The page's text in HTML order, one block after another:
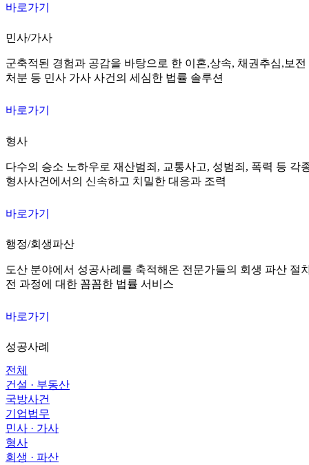
바로가기
민사/가사
군축적된 경험과 공감을 바탕으로 한 이혼,상속, 채권추심,보전
처분 등 민사 가사 사건의 세심한 법률 솔루션
바로가기
형사
다수의 승소 노하우로 재산범죄, 교통사고, 성범죄, 폭력 등 각
형사사건에서의 신속하고 치밀한 대응과 조력
바로가기
행정/회생파산
도산 분야에서 성공사례를 축적해온 전문가들의 회생 파산 절
전 과정에 대한 꼼꼼한 법률 서비스
바로가기
성공사례
전체
건설 · 부동산
국방사건
기업법무
민사 · 가사
형사
회생 · 파산